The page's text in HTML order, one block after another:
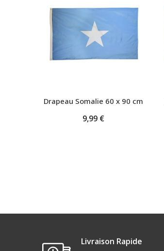
Drapeau Somalie 60 x 90 cm
9,99 €
Livraison Rapide